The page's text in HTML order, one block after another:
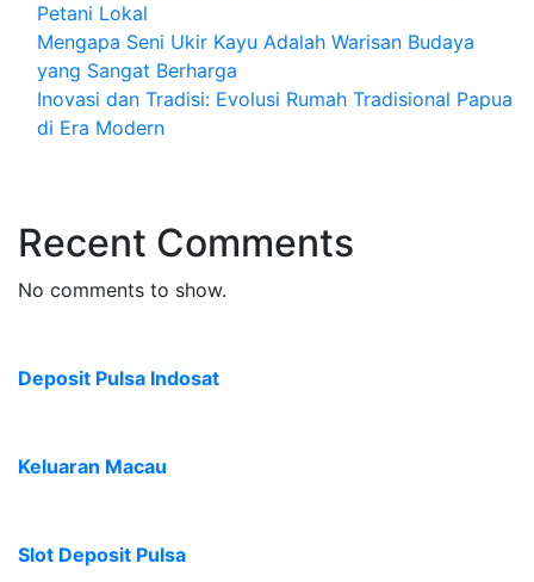
Petani Lokal
Mengapa Seni Ukir Kayu Adalah Warisan Budaya
yang Sangat Berharga
Inovasi dan Tradisi: Evolusi Rumah Tradisional Papua
di Era Modern
Recent Comments
No comments to show.
Deposit Pulsa Indosat
Keluaran Macau
Slot Deposit Pulsa